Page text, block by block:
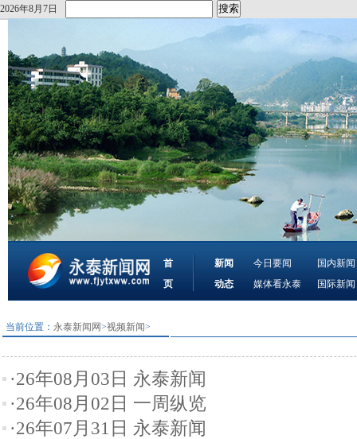
2026年8月7日
首
页
新闻
动态
今日要闻
媒体看永泰
国内新闻
国际新闻
当前位置： 永泰新闻网>视频新闻>
·26年08月03日 永泰新闻
·26年08月02日 一周纵览
·26年07月31日 永泰新闻